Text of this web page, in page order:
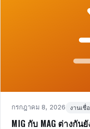
Posted
กรกฎาคม 8, 2026 งานเชื่
MIG กับ MAG ต่างกั